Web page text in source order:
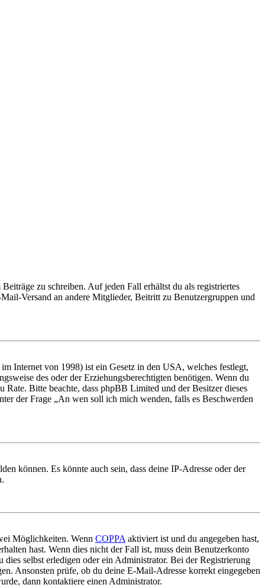
zu schreiben. Auf jeden Fall erhältst du als registriertes
Versand an andere Mitglieder, Beitritt zu Benutzergruppen und
Internet von 1998) ist ein Gesetz in den USA, welches festlegt,
des oder der Erziehungsberechtigten benötigen. Wenn du
Bitte beachte, dass phpBB Limited und der Besitzer dieses
der Frage „An wen soll ich mich wenden, falls es Beschwerden
können. Es könnte auch sein, dass deine IP-Adresse oder der
Möglichkeiten. Wenn COPPA aktiviert ist und du angegeben hast,
hast. Wenn dies nicht der Fall ist, muss dein Benutzerkonto
selbst erledigen oder ein Administrator. Bei der Registrierung
Ansonsten prüfe, ob du deine E-Mail-Adresse korrekt eingegeben
dann kontaktiere einen Administrator.